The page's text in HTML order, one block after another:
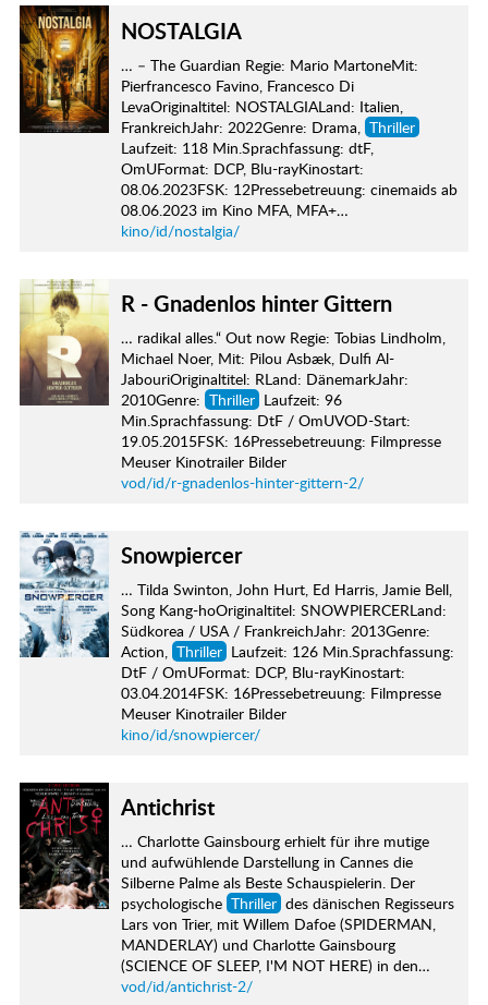
NOSTALGIA
… – The Guardian Regie: Mario MartoneMit:
Pierfrancesco Favino, Francesco Di
LevaOriginaltitel: NOSTALGIALand: Italien,
FrankreichJahr: 2022Genre: Drama,
Thriller
Laufzeit: 118 Min.Sprachfassung: dtF,
OmUFormat: DCP, Blu-rayKinostart:
08.06.2023FSK: 12Pressebetreuung: cinemaids ab
08.06.2023 im Kino MFA, MFA+…
kino/id/nostalgia/
R - Gnadenlos hinter Gittern
… radikal alles.“ Out now Regie: Tobias Lindholm,
Michael Noer, Mit: Pilou Asbæk, Dulfi Al-
JabouriOriginaltitel: RLand: DänemarkJahr:
2010Genre: Thriller Laufzeit: 96
Min.Sprachfassung: DtF / OmUVOD-Start:
19.05.2015FSK: 16Pressebetreuung: Filmpresse
Meuser Kinotrailer Bilder
vod/id/r-gnadenlos-hinter-gittern-2/
Snowpiercer
… Tilda Swinton, John Hurt, Ed Harris, Jamie Bell,
Song Kang-hoOriginaltitel: SNOWPIERCERLand:
Südkorea / USA / FrankreichJahr: 2013Genre:
Action, Thriller Laufzeit: 126 Min.Sprachfassung:
DtF / OmUFormat: DCP, Blu-rayKinostart:
03.04.2014FSK: 16Pressebetreuung: Filmpresse
Meuser Kinotrailer Bilder
kino/id/snowpiercer/
Antichrist
… Charlotte Gainsbourg erhielt für ihre mutige
und aufwühlende Darstellung in Cannes die
Silberne Palme als Beste Schauspielerin. Der
psychologische Thriller des dänischen Regisseurs
Lars von Trier, mit Willem Dafoe (SPIDERMAN,
MANDERLAY) und Charlotte Gainsbourg
(SCIENCE OF SLEEP, I'M NOT HERE) in den…
vod/id/antichrist-2/